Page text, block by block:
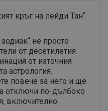
кръг на лейди Тан“
не просто
от десетилетия
от източния
астрология.
повече за него и ще
отключи по-дълбоко
включително: